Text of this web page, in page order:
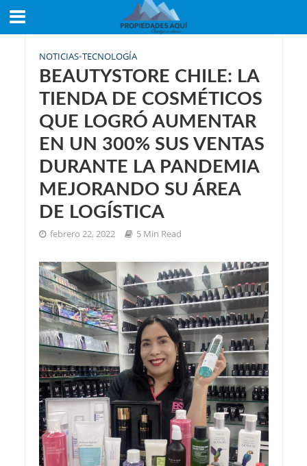
NOTICIAS•TECNOLOGÍA
BEAUTYSTORE CHILE: LA
TIENDA DE COSMÉTICOS
QUE LOGRÓ AUMENTAR
EN UN 300% SUS VENTAS
DURANTE LA PANDEMIA
MEJORANDO SU ÁREA
DE LOGÍSTICA
febrero 22, 2022 5 Min Read